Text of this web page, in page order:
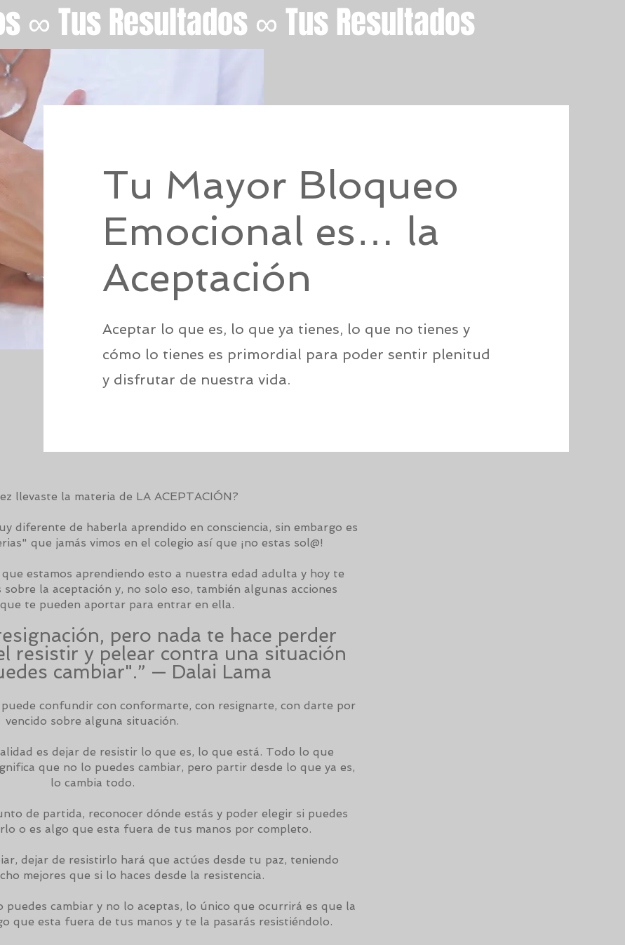
∞ Tus Resultados ∞ Tus Resultados
Tu Mayor Bloqueo
Emocional es… la
Aceptación
Aceptar lo que es, lo que ya tienes, lo que no tienes y
cómo lo tienes es primordial para poder sentir plenitud
y disfrutar de nuestra vida.
llevaste la materia de LA ACEPTACIÓN?
diferente de haberla aprendido en consciencia, sin embargo es
que jamás vimos en el colegio así que ¡no estas sol@!
estamos aprendiendo esto a nuestra edad adulta y hoy te
la aceptación y, no solo eso, también algunas acciones
te pueden aportar para entrar en ella.
pero nada te hace perder
resistir y pelear contra una situación
cambiar".” — Dalai Lama
confundir con conformarte, con resignarte, con darte por
vencido sobre alguna situación.
es dejar de resistir lo que es, lo que está. Todo lo que
que no lo puedes cambiar, pero partir desde lo que ya es,
lo cambia todo.
de partida, reconocer dónde estás y poder elegir si puedes
o es algo que esta fuera de tus manos por completo.
dejar de resistirlo hará que actúes desde tu paz, teniendo
mejores que si lo haces desde la resistencia.
cambiar y no lo aceptas, lo único que ocurrirá es que la
que esta fuera de tus manos y te la pasarás resistiéndolo.